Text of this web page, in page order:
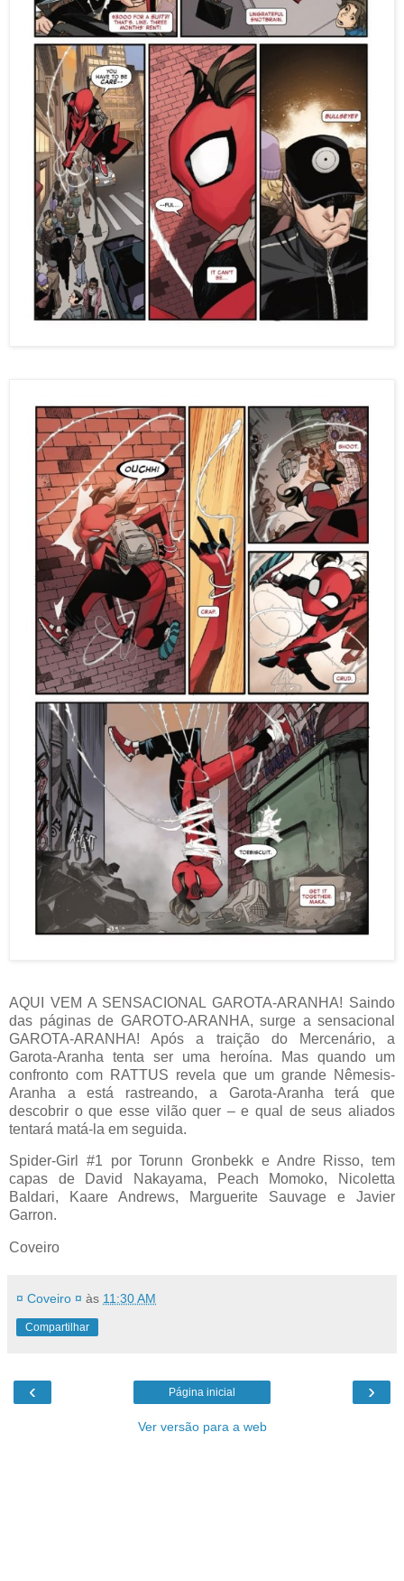
AQUI VEM A SENSACIONAL GAROTA-ARANHA! Saindo
das páginas de GAROTO-ARANHA, surge a sensacional
GAROTA-ARANHA! Após a traição do Mercenário, a
Garota-Aranha tenta ser uma heroína. Mas quando um
confronto com RATTUS revela que um grande Nêmesis-
Aranha a está rastreando, a Garota-Aranha terá que
descobrir o que esse vilão quer – e qual de seus aliados
tentará matá-la em seguida.
Spider-Girl #1 por Torunn Gronbekk e Andre Risso, tem
capas de David Nakayama, Peach Momoko, Nicoletta
Baldari, Kaare Andrews, Marguerite Sauvage e Javier
Garron.
Coveiro
¤ Coveiro ¤ às 11:30 AM
Compartilhar
‹ ›
Página inicial
Ver versão para a web